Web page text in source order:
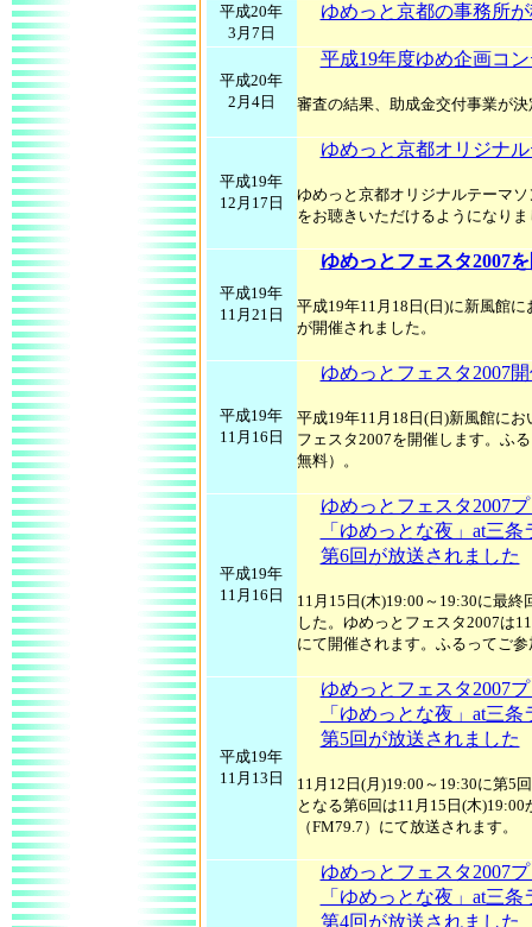
平成20年
3月7日
ゆめっと京都の事務所
平成20年
2月4日
平成19年度ゆめ企画コ
審査の結果、助成金交付事業が
平成19年
12月17日
ゆめっと京都オリジナ
ゆめっと京都オリジナルテーマ
をお聴きいただけるようになりま
平成19年
11月21日
ゆめっとフェスタ2007
平成19年11月18日(日)に新風館
が開催されました。
平成19年
11月16日
ゆめっとフェスタ2007
平成19年11月18日(日)新風館に
フェスタ2007を開催します。ふ
無料）。
平成19年
11月16日
ゆめっとフェスタ2007
「ゆめっとな夜」at三
第6回が放送されました
11月15日(木)19:00～19:30に最
した。ゆめっとフェスタ2007は
にて開催されます。ふるってご
平成19年
11月13日
ゆめっとフェスタ2007
「ゆめっとな夜」at三
第5回が放送されました
11月12日(月)19:00～19:30に第5
となる第6回は11月15日(木
（FM79.7）にて放送されます。
ゆめっとフェスタ2007
「ゆめっとな夜」at三
第4回が放送されました